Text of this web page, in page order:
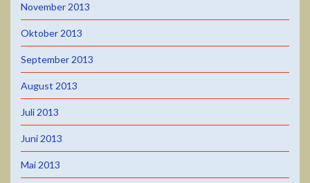
November 2013
Oktober 2013
September 2013
August 2013
Juli 2013
Juni 2013
Mai 2013